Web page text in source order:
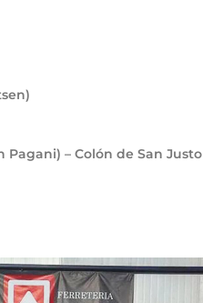
– Colón de San Justo